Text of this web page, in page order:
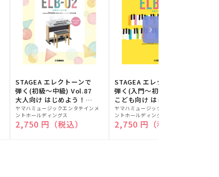
STAGEA エレクトーンで
弾く(初級～中級) Vol.87
大人向け はじめよう！
ELB-02(楽器のトリセツ
付)
販
売
元:
ヤマハミュージックエンタテインメ
ントホールディングス
通常価格
2,750 円（税込）
STAGEA エレクトーンで
弾く(入門～初級) Vol.86
こども向け はじめよう！
ELB-02(楽器のトリセツ
付)
販
売
元:
ヤマハミュージックエンタテインメ
ントホールディングス
通常価格
2,750 円（税込）